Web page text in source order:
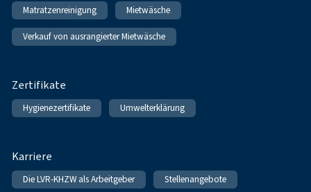
Matratzenreinigung Mietwäsche
Verkauf von ausrangierter Mietwäsche
Zertifikate
Hygienezertifikate Umwelterklärung
Karriere
Die LVR-KHZW als Arbeitgeber Stellenangebote